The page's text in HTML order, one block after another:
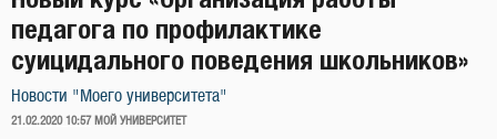
педагога по профилактике
суицидального поведения школьников»
Новости "Моего университета"
ОПУБЛИКОВАНО
21.02.2020 10:57 МОЙ УНИВЕРСИТЕТ